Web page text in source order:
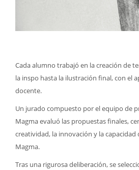
Cada alumno trabajó en la creación de
la inspo hasta la ilustración final, con el
docente.
Un jurado compuesto por el equipo de
Magma evaluó las propuestas finales,
creatividad, la innovación y la capacidad
Magma.
Tras una rigurosa deliberación, se